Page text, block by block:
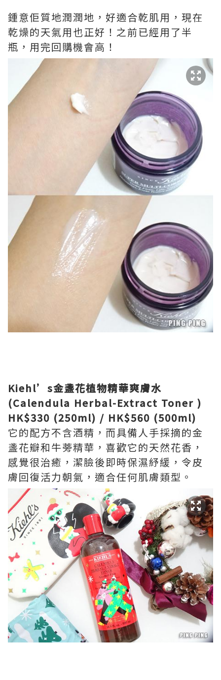
鍾意佢質地潤潤地，好適合乾肌用，現在
乾燥的天氣用也正好！之前已經用了半
瓶，用完回購機會高！
Kiehl’s金盞花植物精華爽膚水
(Calendula Herbal-Extract Toner )
HK$330 (250ml) / HK$560 (500ml)
它的配方不含酒精，而具備人手採摘的金
盞花瓣和牛蒡精華，喜歡它的天然花香，
感覺很治癒，潔臉後即時保濕紓緩，令皮
膚回復活力朝氣，適合任何肌膚類型。